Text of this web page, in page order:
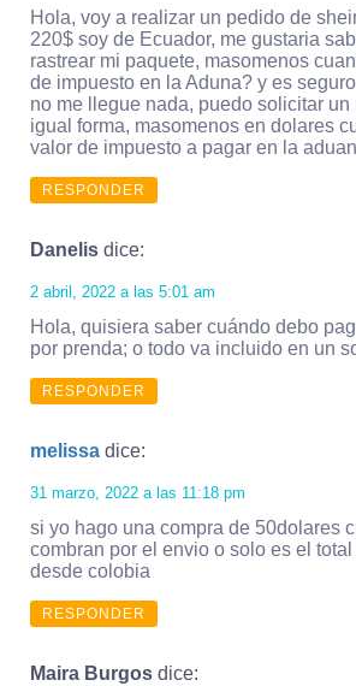
Hola, voy a realizar un pedido de
220$ soy de Ecuador, me gustaria
rastrear mi paquete, masomenos
de impuesto en la Aduna? y es
no me llegue nada, puedo solicitar
igual forma, masomenos en dolares
valor de impuesto a pagar en la
RESPONDER
Danelis dice:
2 abril, 2022 a las 5:01 am
Hola, quisiera saber cuándo debo
por prenda; o todo va incluido en un
RESPONDER
melissa dice:
31 marzo, 2022 a las 11:18 pm
si yo hago una compra de 50dolares
combran por el envio o solo es el
desde colobia
RESPONDER
Maira Burgos dice: